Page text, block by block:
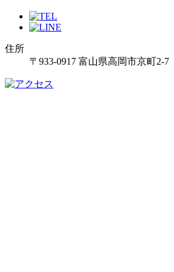
住所
〒933-0917 富山県高岡市京町2-7